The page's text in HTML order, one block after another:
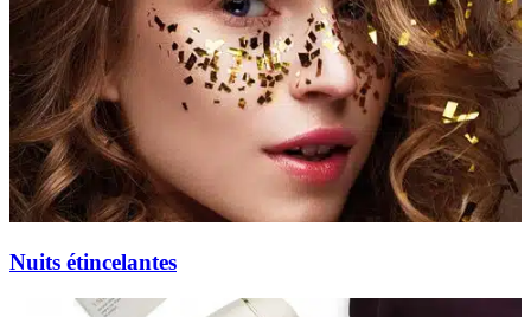
Nuits étincelantes